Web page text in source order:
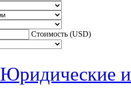
Стоимость (USD)
Юридические